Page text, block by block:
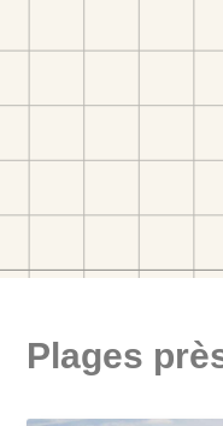
Plages